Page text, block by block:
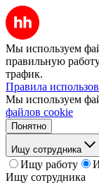
Мы используем
правильную
трафик.
Правила
Мы используем
файлов cookie
Понятно
Ищу сотрудника
Ищу работу
Ищу сотрудника